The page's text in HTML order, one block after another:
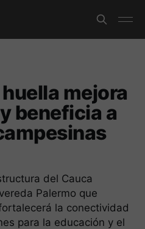
mejora
beneficia a
del Cauca
Palermo que
la conectividad
para la educación y el